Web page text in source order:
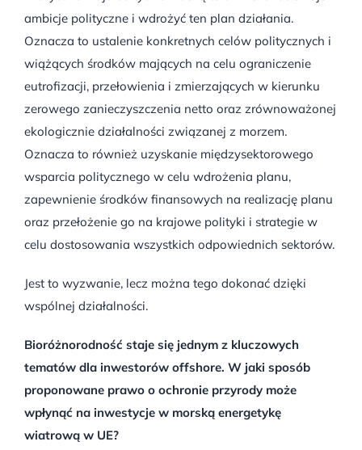
ambicje polityczne i wdrożyć ten plan działania.
Oznacza to ustalenie konkretnych celów politycznych i
wiążących środków mających na celu ograniczenie
eutrofizacji, przełowienia i zmierzających w kierunku
zerowego zanieczyszczenia netto oraz zrównoważonej
ekologicznie działalności związanej z morzem.
Oznacza to również uzyskanie międzysektorowego
wsparcia politycznego w celu wdrożenia planu,
zapewnienie środków finansowych na realizację planu
oraz przełożenie go na krajowe polityki i strategie w
celu dostosowania wszystkich odpowiednich sektorów.
Jest to wyzwanie, lecz można tego dokonać dzięki
wspólnej działalności.
Bioróżnorodność staje się jednym z kluczowych
tematów dla inwestorów offshore. W jaki sposób
proponowane prawo o ochronie przyrody może
wpłynąć na inwestycje w morską energetykę
wiatrową w UE?